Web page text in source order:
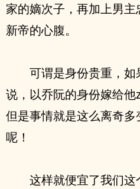
家的嫡次子，再加上男
新帝的心腹。
可谓是⾝份贵重，
说，以乔阮的⾝份嫁给他
但是事情就是‮么这‬离奇多变！可是谁叫他失忆了
呢！
‮样这‬就便宜了‮们我‬这个也叫zuo乔阮的小‮子